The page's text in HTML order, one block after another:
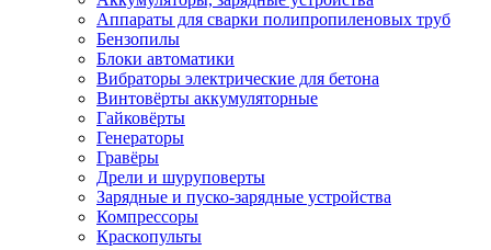
Аппараты для сварки полипропиленовых труб
Бензопилы
Блоки автоматики
Вибраторы электрические для бетона
Винтовёрты аккумуляторные
Гайковёрты
Генераторы
Гравёры
Дрели и шуруповерты
Зарядные и пуско-зарядные устройства
Компрессоры
Краскопульты